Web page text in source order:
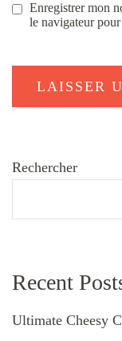
Enregistrer mon
le navigateur
Rechercher
Recent
Ultimate Cheesy